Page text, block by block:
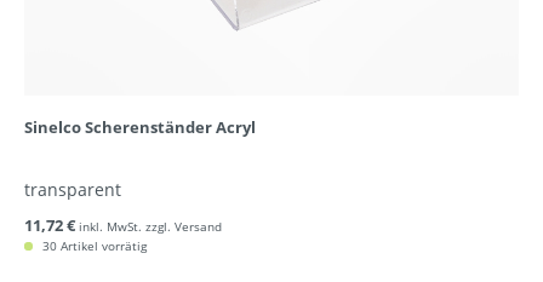
Sinelco Scherenständer Acryl
transparent
11,72 € inkl. MwSt. zzgl. Versand
30 Artikel vorrätig